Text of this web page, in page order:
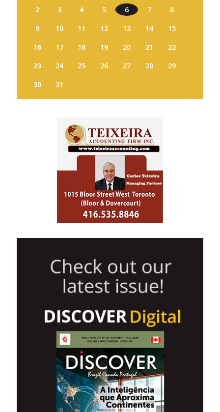
2
3 4 5 6 7
8
9
10 11 12 13 14
15
16
17 18 19 20 21
22
23
24 25 26 27 28
29
30
31